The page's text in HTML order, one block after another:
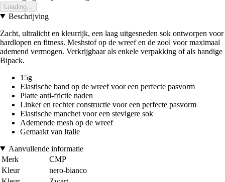
Loading...
Beschrijving
Zacht, ultralicht en kleurrijk, een laag uitgesneden sok ontworpen voor
hardlopen en fitness. Meshstof op de wreef en de zool voor maximaal
ademend vermogen. Verkrijgbaar als enkele verpakking of als handige
Bipack.
15g
Elastische band op de wreef voor een perfecte pasvorm
Platte anti-frictie naden
Linker en rechter constructie voor een perfecte pasvorm
Elastische manchet voor een stevigere sok
Ademende mesh op de wreef
Gemaakt van Italie
Aanvullende informatie
Merk
CMP
Kleur
nero-bianco